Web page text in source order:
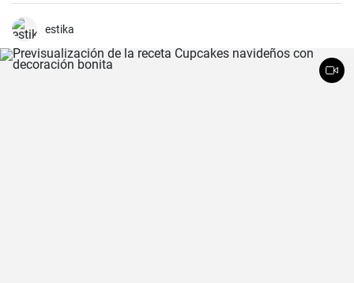
estika